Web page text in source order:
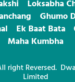
Loksabha
Ghumo
Ek Baat Bata
Maha Kumbha
right Reversed.
Limited